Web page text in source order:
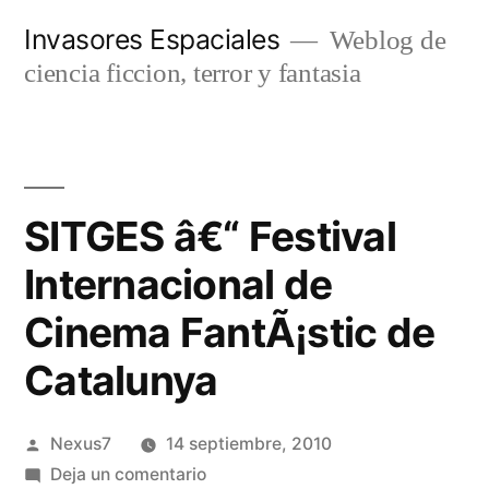
Invasores Espaciales
Weblog de
ciencia ficcion, terror y fantasia
SITGES â€“ Festival
Internacional de
Cinema FantÃ¡stic de
Catalunya
Publicado
por
Nexus7
14 septiembre, 2010
Deja un comentarioen